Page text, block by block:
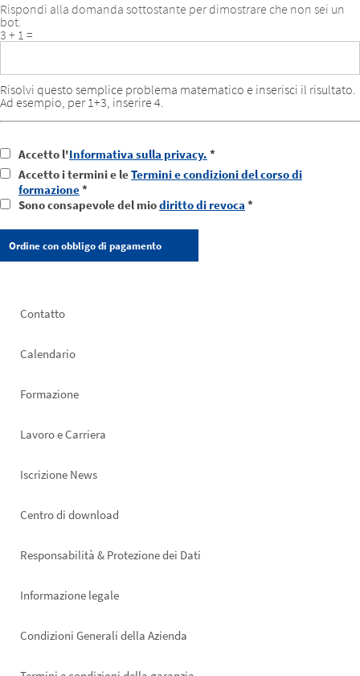
Rispondi alla domanda sottostante per dimostrare che non sei un
bot.
3 + 1 =
Risolvi questo semplice problema matematico e inserisci il risultato.
Ad esempio, per 1+3, inserire 4.
Accetto l'Informativa sulla privacy. *
Accetto i termini e leTermini e condizioni del corso di
formazione*
Sono consapevole del miodiritto di revoca *
Footer
Contatto
Calendario
Formazione
Lavoro e Carriera
Iscrizione News
Footer
Centro di download
Responsabilità & Protezione dei Dati
Informazione legale
Condizioni Generali della Azienda